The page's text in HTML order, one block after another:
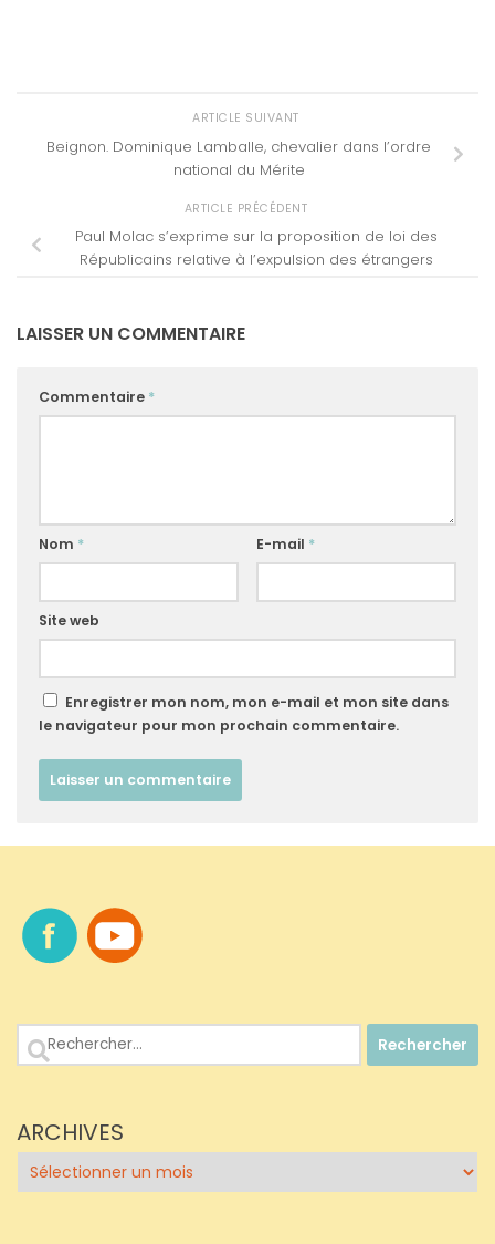
ARTICLE SUIVANT
Beignon. Dominique Lamballe, chevalier dans l’ordre
national du Mérite
ARTICLE PRÉCÉDENT
Paul Molac s’exprime sur la proposition de loi des
Républicains relative à l’expulsion des étrangers
LAISSER UN COMMENTAIRE
Commentaire *
Nom * E-mail *
Site web
Enregistrer mon nom, mon e-mail et mon site dans
le navigateur pour mon prochain commentaire.
Rechercher :
ARCHIVES
Archives